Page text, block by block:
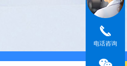
电话咨询